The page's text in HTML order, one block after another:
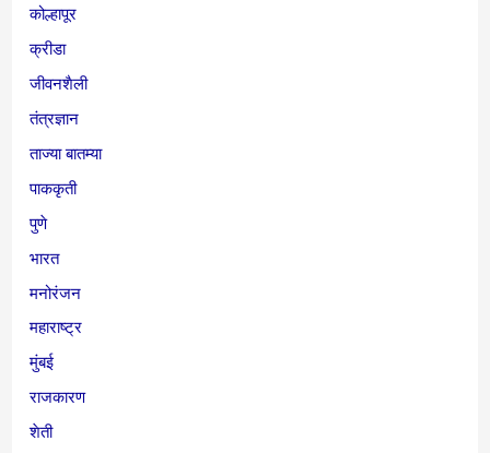
कोल्हापूर
क्रीडा
जीवनशैली
तंत्रज्ञान
ताज्या बातम्या
पाककृती
पुणे
भारत
मनोरंजन
महाराष्ट्र
मुंबई
राजकारण
शेती